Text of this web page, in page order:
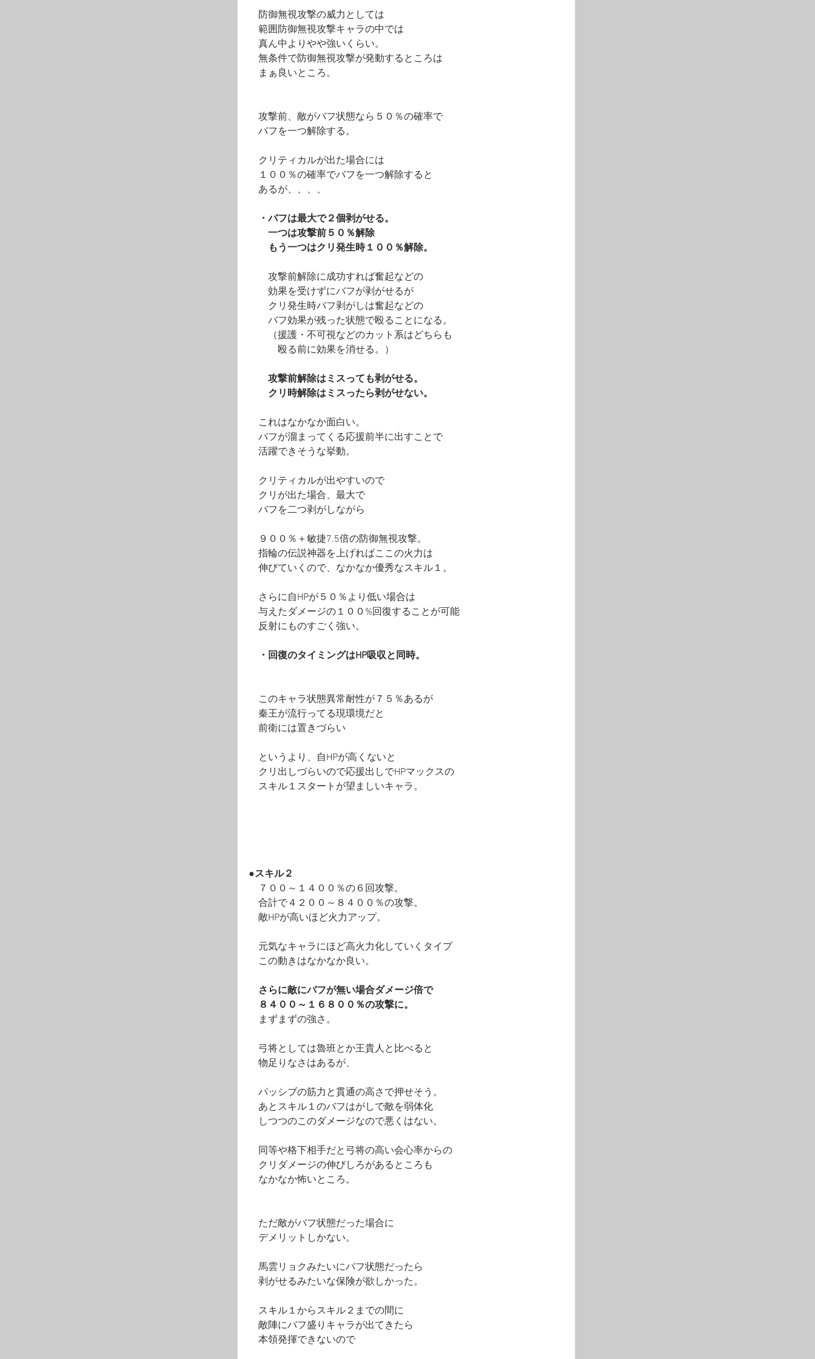
防御無視攻撃の威力としては
範囲防御無視攻撃キャラの中では
真ん中よりやや強いくらい。
無条件で防御無視攻撃が発動するところは
まぁ良いところ。
攻撃前、敵がバフ状態なら５０％の確率で
バフを一つ解除する。
クリティカルが出た場合には
１００％の確率でバフを一つ解除すると
あるが、、、、
・バフは最大で２個剥がせる。
一つは攻撃前５０％解除
もう一つはクリ発生時１００％解除。
攻撃前解除に成功すれば奮起などの
効果を受けずにバフが剥がせるが
クリ発生時バフ剥がしは奮起などの
バフ効果が残った状態で殴ることになる。
（援護・不可視などのカット系はどちらも
殴る前に効果を消せる。）
攻撃前解除はミスっても剥がせる。
クリ時解除はミスったら剥がせない。
これはなかなか面白い。
バフが溜まってくる応援前半に出すことで
活躍できそうな挙動。
クリティカルが出やすいので
クリが出た場合、最大で
バフを二つ剥がしながら
９００％＋敏捷7.5倍の防御無視攻撃。
指輪の伝説神器を上げればここの火力は
伸びていくので、なかなか優秀なスキル１。
さらに自HPが５０％より低い場合は
与えたダメージの１００%回復することが可能
反射にものすごく強い。
・回復のタイミングはHP吸収と同時。
このキャラ状態異常耐性が７５％あるが
秦王が流行ってる現環境だと
前衛には置きづらい
というより、自HPが高くないと
クリ出しづらいので応援出しでHPマックスの
スキル１スタートが望ましいキャラ。
●スキル２
７００～１４００％の６回攻撃。
合計で４２００～８４００％の攻撃。
敵HPが高いほど火力アップ。
元気なキャラにほど高火力化していくタイプ
この動きはなかなか良い。
さらに敵にバフが無い場合ダメージ倍で
８４００～１６８００％の攻撃に。
まずまずの強さ。
弓将としては魯班とか王貴人と比べると
物足りなさはあるが、
パッシブの筋力と貫通の高さで押せそう。
あとスキル１のバフはがしで敵を弱体化
しつつのこのダメージなので悪くはない。
同等や格下相手だと弓将の高い会心率からの
クリダメージの伸びしろがあるところも
なかなか怖いところ。
ただ敵がバフ状態だった場合に
デメリットしかない。
馬雲リョクみたいにバフ状態だったら
剥がせるみたいな保険が欲しかった。
スキル１からスキル２までの間に
敵陣にバフ盛りキャラが出てきたら
本領発揮できないので